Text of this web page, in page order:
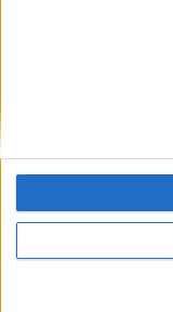
Suscribir